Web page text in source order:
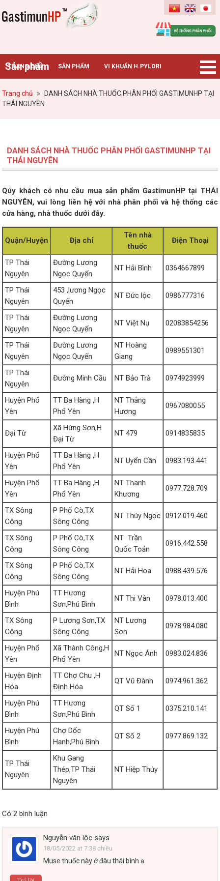
Gastimunhp
Sản phẩm
TRANG CHỦ SẢN PHẨM VI KHUẨN H.PYLORI
BỆNH DẠ DÀY TIN TỨC – SỰ KIỆN HƯỚNG DẪN MUA HÀNG
Trang chủ »
DANH SÁCH NHÀ THUỐC PHÂN PHỐI GASTIMUNHP TẠI
THÁI NGUYÊN
DANH SÁCH NHÀ THUỐC PHÂN PHỐI GASTIMUNHP TẠI
THÁI NGUYÊN
Qúy khách có nhu cầu mua sản phẩm GastimunHP tại THÁI
NGUYÊN, vui lòng liên hệ với nhà phân phối và hệ thống các
cửa hàng, nhà thuốc dưới đây.
Quận/Huyện Địa chỉ
Tên nhà
thuốc
Điện Thoại
TP Thái
Nguyên
Đường Lương
Ngọc Quyến
NT Hải Bình 0364667899
TP Thái
Nguyên
453 ,lương Ngọc
Quyến
NT Đức lộc 0986777316
TP Thái
Nguyên
Đường Lương
Ngọc Quyến
NT Việt Nụ 02083854256
TP Thái
Nguyên
Đường Lương
Ngọc Quyến
NT Hoàng
Giang
0989551301
TP Thái
Nguyên
Đường Minh Cầu NT Bảo Trà 0974923999
Huyện Phổ
Yên
TT Ba Hàng ,H
Phổ Yên
NT Thắng
Hương
0967080055
Đại Từ
Xã Hừng Sơn,H
Đại Từ
NT 479 0914835835
Huyện Phổ
Yên
TT Ba Hàng ,H
Phổ Yên
NT Uyển Cần 0983.193.441
Huyện Phổ
Yên
TT Ba Hàng ,H
Phổ Yên
NT Thanh
Khương
0977.728.709
TX Sông
Công
P Phố Cò,TX
Sông Công
NT Thúy Ngọc 0912.019.460
TX Sông
Công
P Phố Cò,TX
Sông Công
NT Trần
Quốc Toản
0916.442.558
TX Sông
Công
P Phố Cò,TX
Sông Công
NT Hải Hoa 0988.439.576
Huyện Phú
Bình
TT Hương
Sơn,Phú Bình
NT Thi Vân 0978.013.400
TX Sông
Công
P Lương Sơn,TX
Sông Công
NT Lương
Sơn
0978.984.080
Huyện Phổ
Yên
Xã Thành Công,H
Phổ Yên
NT Ngọc Ánh 0983.024.836
Huyện Định
Hóa
TT Chợ Chu ,H
Định Hóa
QT Vũ Đành 0974.961.362
Huyện Phú
Bình
TT Hương
Sơn,Phú Bình
QT Số 1 0375.210.141
Huyện Phú
Bình
Chợ Dốc
Hanh,Phú Bình
QT Số 2 0977.869.132
TP Thái
Nguyên
Khu Gang
Thép,TP Thái
Nguyên
NT Hiệp Thúy
Có 2 bình luận
Nguyễn văn lộc says
18/05/2022 at 7:38 chiều
Muse thuốc này ở đâu thái bình ạ